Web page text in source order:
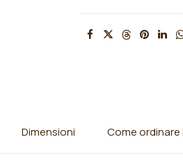
Dimensioni Come